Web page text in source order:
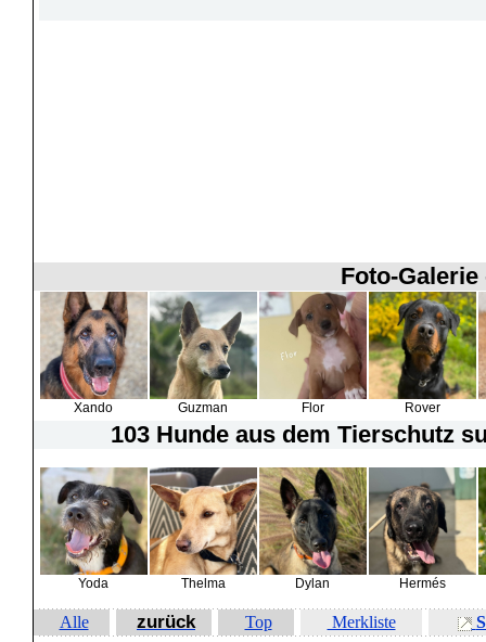
Foto-
Xando Guzman Flor Rover
103 Hunde aus dem Tierschutz
Yoda Thelma Dylan Hermés
Alle zurück Top Merkliste